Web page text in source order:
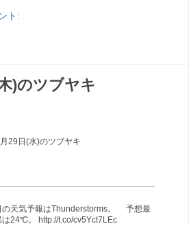
ト:
)のツブヤキ
29日(水)のツブヤキ
の天気予報はThunderstorms。 予想最
24℃。 http://t.co/cv5Yct7LEc